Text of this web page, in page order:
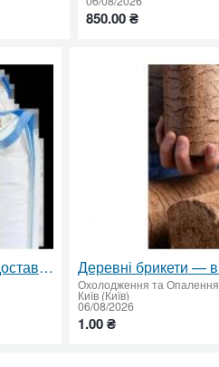
850.00 ₴
Гранули з дерева оптом — доставка по Україні
Охолодження та Опалення
Київ (Київ)
06/08/2026
1.00 ₴